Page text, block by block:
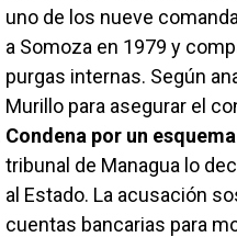
uno de los nueve
a Somoza en 1979 y
purgas internas. Según
Murillo para asegurar el
Condena por un
tribunal de Managua lo
al Estado. La acusación
cuentas bancarias para